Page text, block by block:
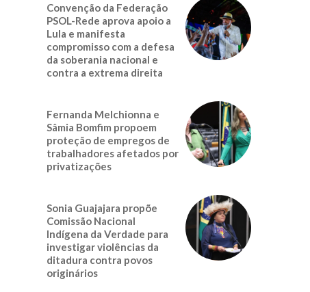
Convenção da Federação
PSOL-Rede aprova apoio a
Lula e manifesta
compromisso com a defesa
da soberania nacional e
contra a extrema direita
Fernanda Melchionna e
Sâmia Bomfim propoem
proteção de empregos de
trabalhadores afetados por
privatizações
Sonia Guajajara propõe
Comissão Nacional
Indígena da Verdade para
investigar violências da
ditadura contra povos
originários